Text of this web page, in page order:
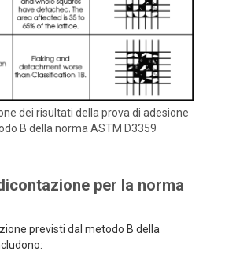
dei risultati della prova di adesione
B della norma ASTM D3359
per la norma
previsti dal metodo B della